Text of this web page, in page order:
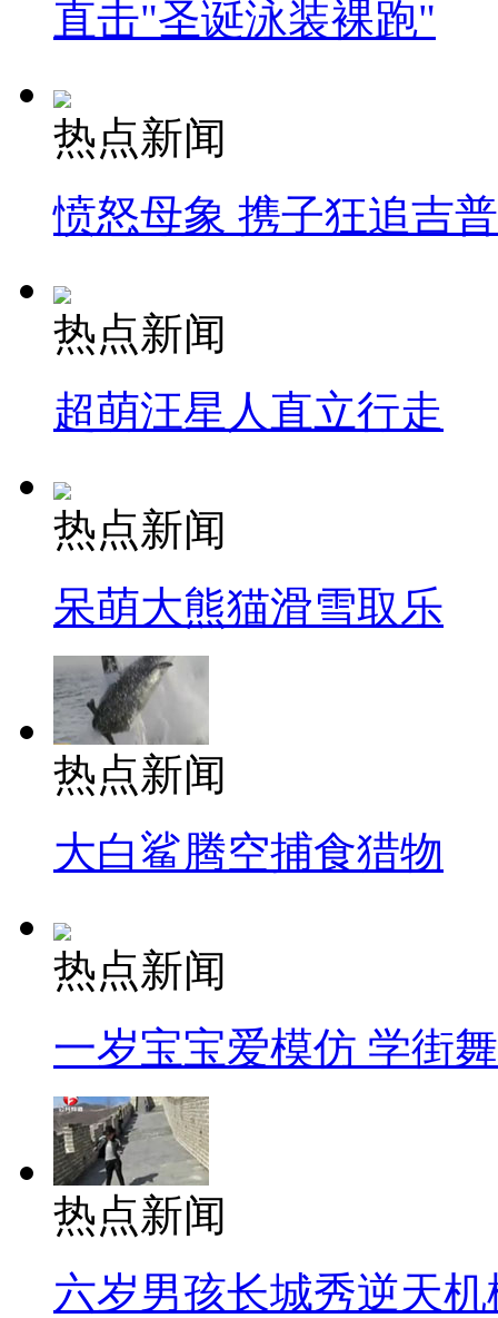
直击"圣诞泳装裸跑"
热点新闻
愤怒母象 携子狂追吉
热点新闻
超萌汪星人直立行走
热点新闻
呆萌大熊猫滑雪取乐
热点新闻
大白鲨腾空捕食猎物
热点新闻
一岁宝宝爱模仿 学街
热点新闻
六岁男孩长城秀逆天机